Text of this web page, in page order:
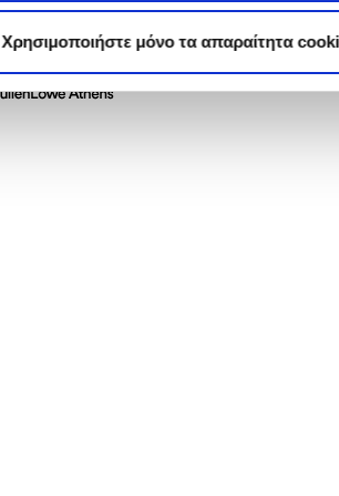
Χρησιμοποιήστε μόνο τα απαραίτητα